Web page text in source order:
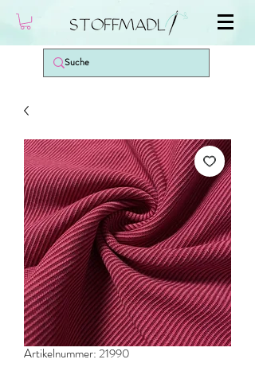
Artikelnummer: 21990